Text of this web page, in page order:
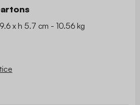
x h 5.7 cm - 10.56 kg